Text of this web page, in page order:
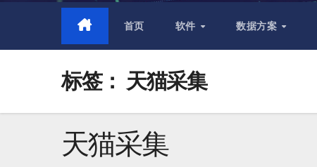
首页 软件 数据方案
标签： 天猫采集
天猫采集